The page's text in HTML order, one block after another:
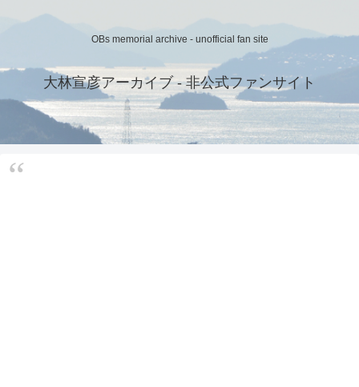
OBs memorial archive - unofficial fan site
大林宣彦アーカイブ - 非公式ファンサイト